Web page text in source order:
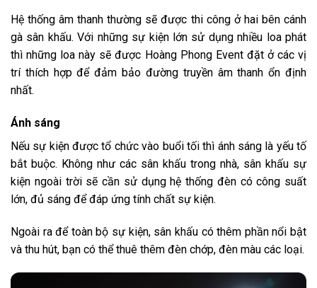
Hệ thống âm thanh thường sẽ được thi công ở hai bên cánh
gà sân khấu. Với những sự kiện lớn sử dụng nhiều loa phát
thì những loa này sẽ được Hoàng Phong Event đặt ở các vị
trí thích hợp để đảm bảo đường truyền âm thanh ổn định
nhất.
Ánh sáng
Nếu sự kiện được tổ chức vào buổi tối thì ánh sáng là yếu tố
bắt buộc. Không như các sân khấu trong nhà, sân khấu sự
kiện ngoài trời sẽ cần sử dụng hệ thống đèn có công suất
lớn, đủ sáng để đáp ứng tính chất sự kiện.
Ngoài ra để toàn bộ sự kiện, sân khấu có thêm phần nổi bật
và thu hút, bạn có thể thuê thêm đèn chớp, đèn màu các loại.